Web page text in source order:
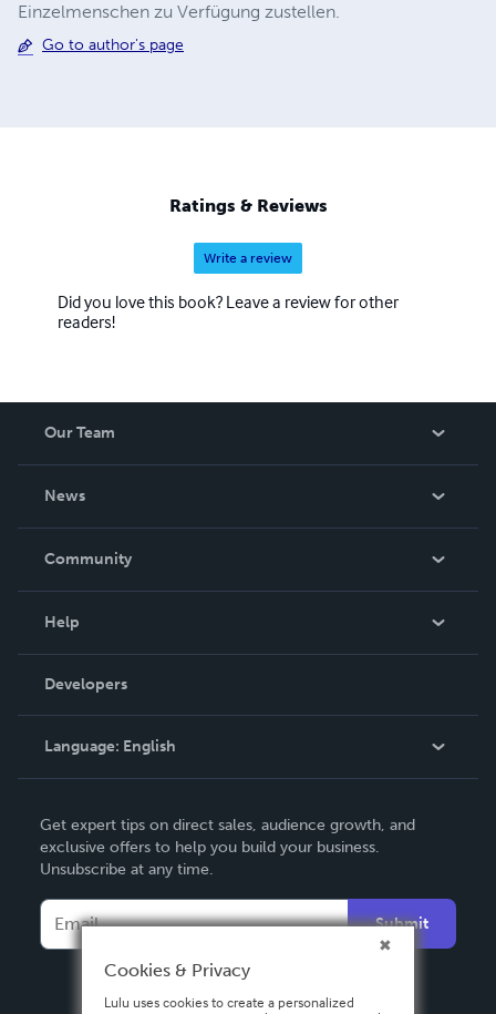
Einzelmenschen zu Verfügung zustellen.
Go to author's page
Ratings & Reviews
Write a review
Did you love this book? Leave a review for other
readers!
Our Team
News
In The News
Community
Podcast
Help
Order Lookup
Knowledge Base
Contact Support
Developers
Language: English
Deutsch
Français
Italiano
Español
Get expert tips on direct sales, audience growth, and
exclusive offers to help you build your business.
Unsubscribe at any time.
Submit
Cookies & Privacy
Lulu uses cookies to create a personalized